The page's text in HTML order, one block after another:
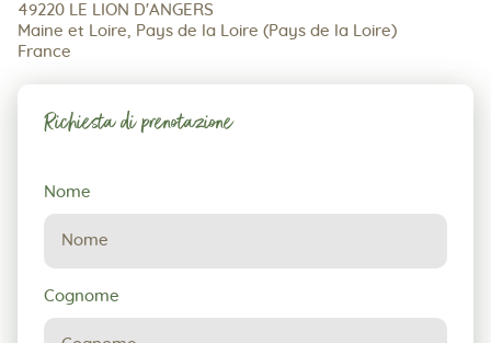
49220 LE LION D'ANGERS
Maine et Loire, Pays de la Loire (Pays de la Loire)
France
Richiesta di prenotazione
Richiesta
di
prenotazione
Nome
Cognome